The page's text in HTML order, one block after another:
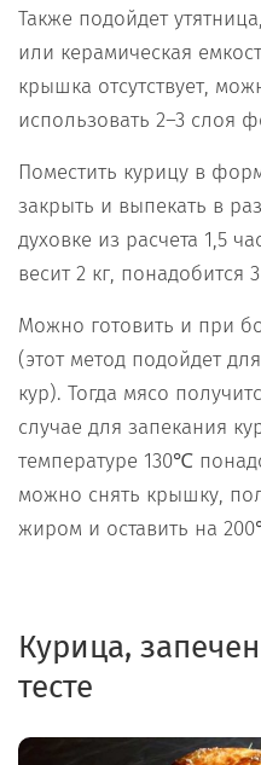
Также подойдет
или керамическая
крышка отсутствует,
использовать 2–3 слоя
Поместить курицу в
закрыть и выпекать в
духовке из расчета 1,5
весит 2 кг, понадобится
Можно готовить и при
(этот метод подойдет
кур). Тогда мясо
случае для запекания
температуре 130℃
можно снять крышку,
жиром и оставить на
Курица,
тесте